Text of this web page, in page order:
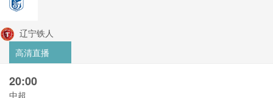
辽宁铁人
高清直播
20:00
中超